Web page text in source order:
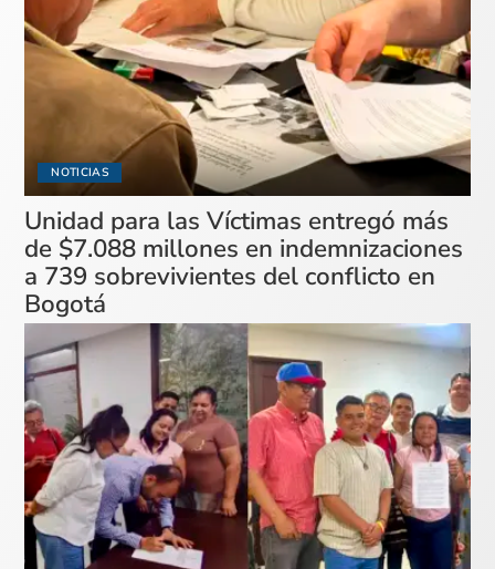
NOTICIAS
Unidad para las Víctimas entregó más
de $7.088 millones en indemnizaciones
a 739 sobrevivientes del conflicto en
Bogotá